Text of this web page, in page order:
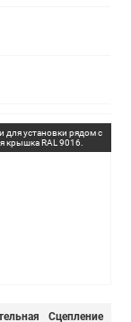
для установки рядом с
крышка RAL 9016.
Сцепление